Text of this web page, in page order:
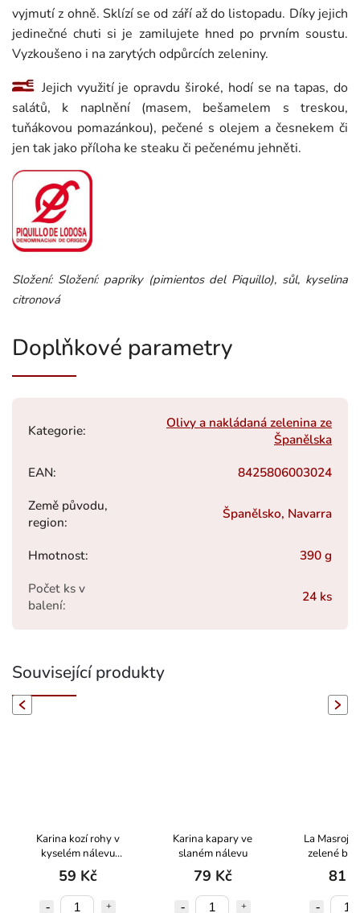
vyjmutí z ohně. Sklízí se od září až do listopadu. Díky jejich
jedinečné chuti si je zamilujete hned po prvním soustu.
Vyzkoušeno i na zarytých odpůrcích zeleniny.
Jejich využití je opravdu široké, hodí se na tapas, do
salátů, k naplnění (masem, bešamelem s treskou,
tuňákovou pomazánkou), pečené s olejem a česnekem či
jen tak jako příloha ke steaku či pečenému jehněti.
Složení: Složení: papriky (pimientos del Piquillo), sůl, kyselina
citronová
Doplňkové parametry
Kategorie:
Olivy a nakládaná zelenina ze
Španělska
EAN:
8425806003024
Země původu,
region:
Španělsko, Navarra
Hmotnost:
390 g
Počet ks v
balení:
24 ks
Související produkty
Karina kozí rohy v
kyselém nálevu
(Guindillas)
59 Kč
Karina kapary ve
slaném nálevu
79 Kč
La
zelené
81
Next